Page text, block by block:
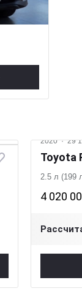
2020·29
Toyota
2.5 л (199
4 020